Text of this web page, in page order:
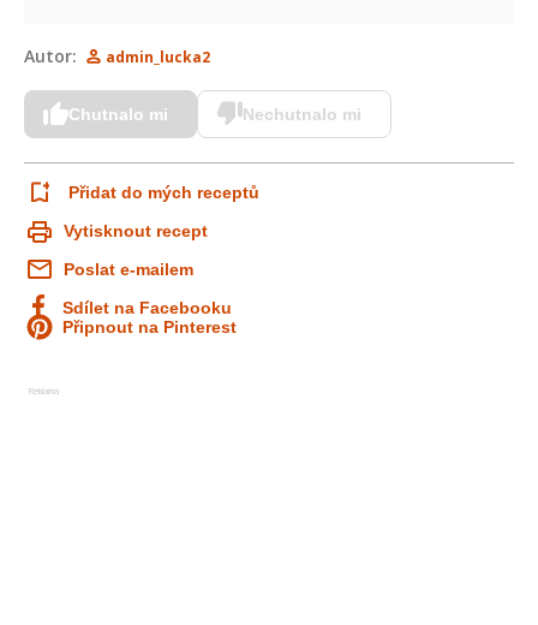
Autor: admin_lucka2
Chutnalo mi Nechutnalo mi
Přidat do mých receptů
Vytisknout recept
Poslat e-mailem
Sdílet na Facebooku
Připnout na Pinterest
Reklama